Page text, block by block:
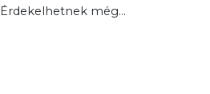
Érdekelhetnek még…